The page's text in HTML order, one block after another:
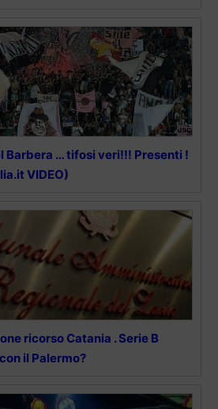
Barbera … tifosi veri!!! Presenti !
VIDEO)
ricorso Catania . Serie B
il Palermo?